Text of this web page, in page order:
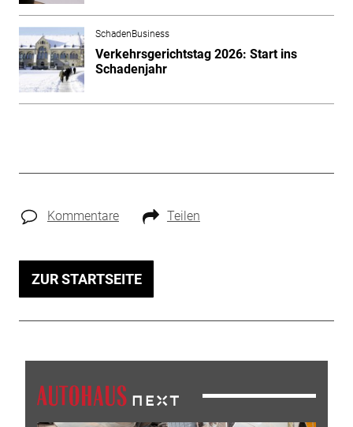
SchadenBusiness
Verkehrsgerichtstag 2026: Start ins
Schadenjahr
Kommentare Teilen
ZUR STARTSEITE